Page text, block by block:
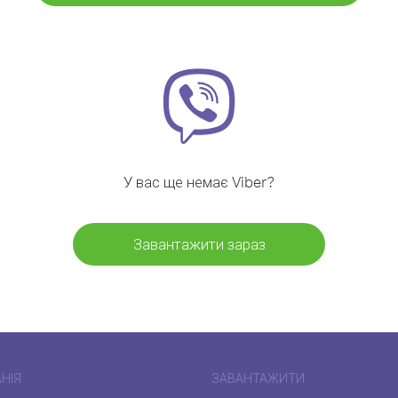
У вас ще немає Viber?
Завантажити зараз
ЗАВАНТАЖИТИ